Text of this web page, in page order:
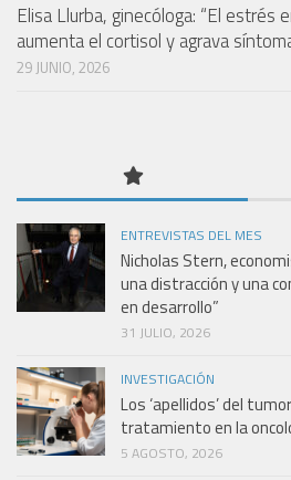
Elisa Llurba, ginecóloga: “El estrés
aumenta el cortisol y agrava
29 JUNIO, 2026
ENTREVISTAS DEL MES
Nicholas Stern,
una distracción y una
en desarrollo”
31 JULIO, 2026
INVESTIGACIÓN
Los ‘apellidos’ del
tratamiento en la
5 AGOSTO, 2026